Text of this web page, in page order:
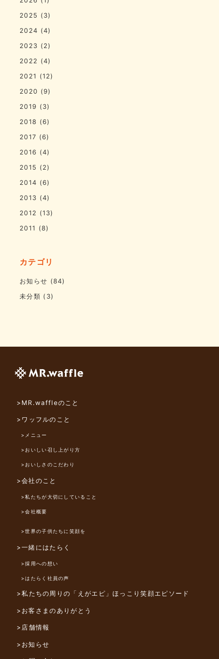
2025 (3)
2024 (4)
2023 (2)
2022 (4)
2021 (12)
2020 (9)
2019 (3)
2018 (6)
2017 (6)
2016 (4)
2015 (2)
2014 (6)
2013 (4)
2012 (13)
2011 (8)
カテゴリ
お知らせ (84)
未分類 (3)
>MR.waffleのこと
>ワッフルのこと
>メニュー
>おいしい召し上がり方
>おいしさのこだわり
>会社のこと
>私たちが大切にしていること
>会社概要
>世界の子供たちに笑顔を
>一緒にはたらく
>採用への想い
>はたらく社員の声
>私たちの周りの「えがエピ」ほっこり笑顔エピソード
>お客さまのありがとう
>店舗情報
>お知らせ